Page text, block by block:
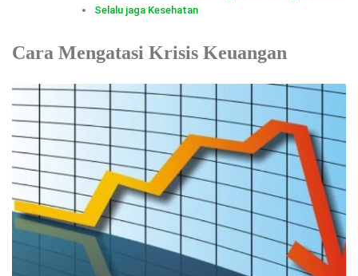
Selalu jaga Kesehatan
Cara Mengatasi Krisis Keuangan